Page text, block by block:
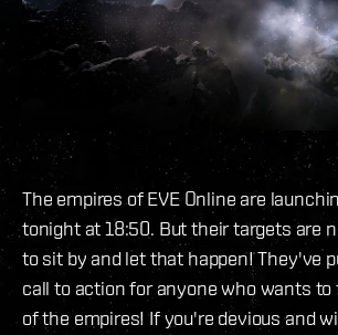
The empires of EVE Online are
tonight at 18:50. But their targets are
to sit by and let that happen! They've
call to action for anyone who wants
of the empires! If you're devious and